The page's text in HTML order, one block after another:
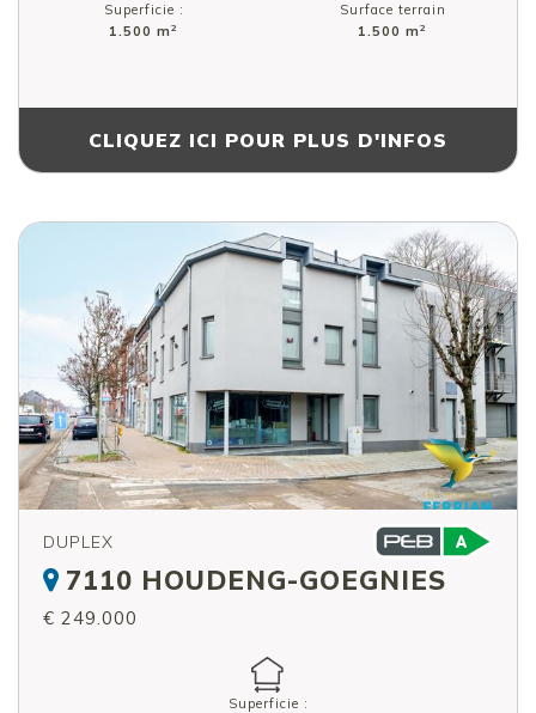
Superficie :
1.500 m 2
Surface terrain
1.500 m 2
CLIQUEZ ICI POUR PLUS D'INFOS
DUPLEX
7110 HOUDENG-GOEGNIES
€ 249.000
Superficie :